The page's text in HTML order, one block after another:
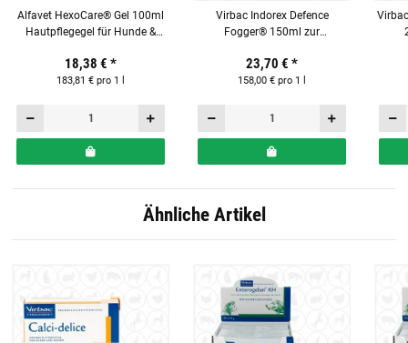
Alfavet HexoCare® Gel 100ml
Hautpflegegel für Hunde &
18,38 € *
183,81 € pro 1 l
Virbac Indorex Defence
Fogger® 150ml zur
Innenräumen
23,70 € *
158,00 € pro 1 l
Ähnliche Artikel